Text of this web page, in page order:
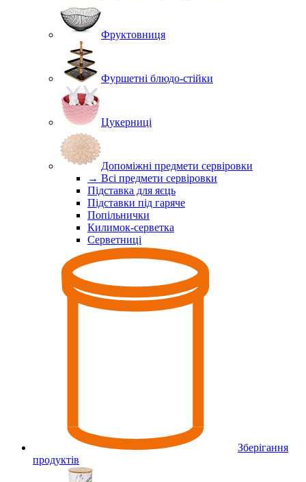
Фруктовниця
Фуршетні блюдо-стійки
Цукерниці
Допоміжні предмети сервіровки
→ Всі предмети сервіровки
Підставка для яєць
Підставки під гаряче
Попільнички
Килимок-серветка
Серветниці
Зберігання
продуктів